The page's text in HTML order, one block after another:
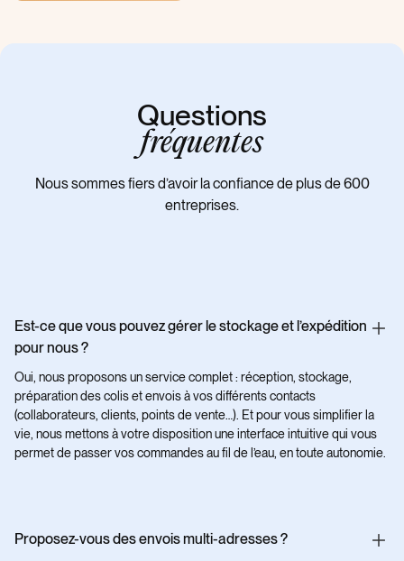
Questions
fréquentes
Nous sommes fiers d’avoir la confiance de plus de 600
entreprises.
Est-ce que vous pouvez gérer le stockage et l’expédition
pour nous ?
Oui, nous proposons un service complet : réception, stockage,
préparation des colis et envois à vos différents contacts
(collaborateurs, clients, points de vente…). Et pour vous simplifier la
vie, nous mettons à votre disposition une interface intuitive qui vous
permet de passer vos commandes au fil de l’eau, en toute autonomie.
Proposez-vous des envois multi-adresses ?